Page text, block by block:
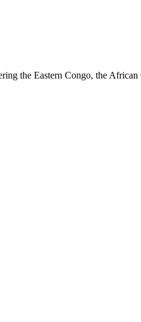
the Eastern Congo, the